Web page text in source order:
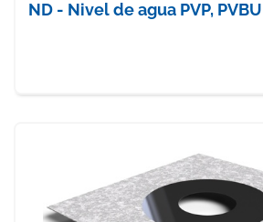
ND - Nivel de agua PVP,